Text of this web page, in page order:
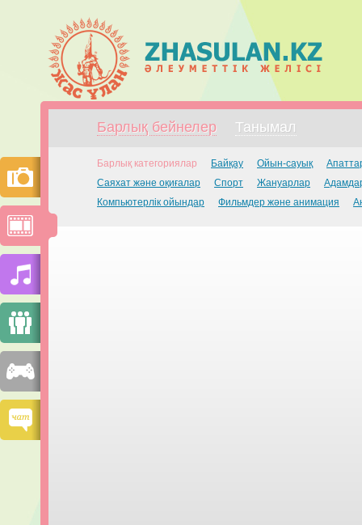
Барлық бейнелер Танымал
Барлық категориялар Байқау Ойын-сауық
Саяхат және оқиғалар
Спорт Жануарлар
Компьютерлік ойындар
Фильмдер және анимация